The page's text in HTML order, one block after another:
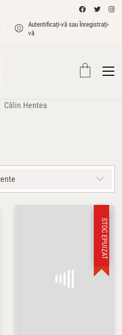
Autentificați-vă sau Înregistrați-
vă
Călin Hentea
STOC EPUIZAT